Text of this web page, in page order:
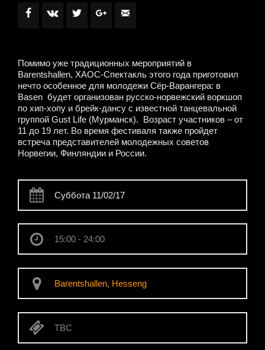
Помимо уже традиционных мероприятий в
Barentshallen, ХАОС-Спектакль этого года приготовил
нечто особенное для молодежи Сёр-Варангера: в
Basen будет организован русско-норвежский воркшоп
по хип-хопу и брейк-дансу с известной танцевальной
группой Gust Life (Мурманск). Возраст участников – от
11 до 19 лет. Во время фестиваля также пройдет
встреча представителей молодежных советов
Норвегии, Финляндии и России.
Суббота 11/02/17
15:00 - 24:00
Barentshallen, Hesseng
TBC